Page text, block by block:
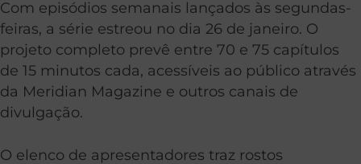
Com episódios semanais lançados às segundas-
feiras, a série estreou no dia 26 de janeiro. O
projeto completo prevê entre 70 e 75 capítulos
de 15 minutos cada, acessíveis ao público através
da Meridian Magazine e outros canais de
divulgação.
O elenco de apresentadores traz rostos